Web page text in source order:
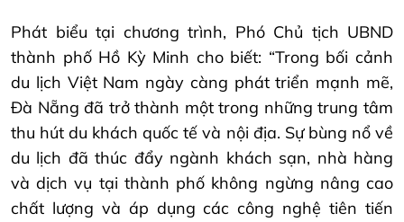
Phát biểu tại chương trình, Phó Chủ tịch UBND
thành phố Hồ Kỳ Minh cho biết: “Trong bối cảnh
du lịch Việt Nam ngày càng phát triển mạnh mẽ,
Đà Nẵng đã trở thành một trong những trung tâm
thu hút du khách quốc tế và nội địa. Sự bùng nổ về
du lịch đã thúc đẩy ngành khách sạn, nhà hàng
và dịch vụ tại thành phố không ngừng nâng cao
chất lượng và áp dụng các công nghệ tiên tiến